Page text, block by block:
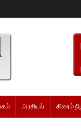
அரசியல் கிரைம்